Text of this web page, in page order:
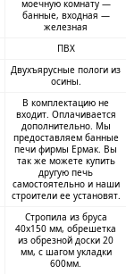
моечную комнату —
банные, входная —
железная
ПВХ
Двухъярусные пологи из
осины.
В комплектацию не
входит. Оплачивается
дополнительно. Мы
предоставляем банные
печи фирмы Ермак. Вы
так же можете купить
другую печь
самостоятельно и наши
строители ее установят.
Стропила из бруса
40х150 мм, обрешетка
из обрезной доски 20
мм, с шагом укладки
600мм.